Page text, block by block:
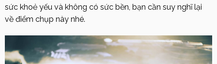
sức khoẻ yếu và không có sức bền, bạn cần suy nghĩ lại
về điểm chụp này nhé.